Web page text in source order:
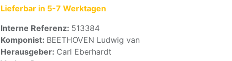
Lieferbar in 5-7 Werktagen
Interne Referenz: 513384
Komponist: BEETHOVEN Ludwig van
Herausgeber: Carl Eberhardt